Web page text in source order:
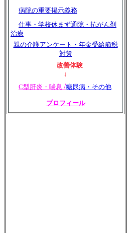
病院の重要掲示義務
仕事・学校休まず通院・抗がん剤
治療
親の介護アンケート・年金受給節税
対策
改善体験
↓
C型肝炎・ 喘息 /糖尿病・その他
プロフィール